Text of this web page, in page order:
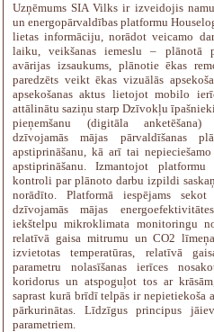
Uzņēmums SIA Vilks ir izveidojis
un energopārvaldības platformu
lietas informāciju, norādot veicamo
laiku, veikšanas iemeslu – plānotā
avārijas izsaukums, plānotie ēkas
paredzēts veikt ēkas vizuālās
apsekošanas aktus lietojot mobilo
attālinātu saziņu starp Dzīvokļu
pieņemšanu (digitāla
dzīvojamās mājas pārvaldīšanas
apstiprināšanu, kā arī tai
apstiprināšanu. Izmantojot platformu
kontroli par plānoto darbu izpildi
norādīto. Platformā iespējams
dzīvojamās mājas
iekštelpu mikroklimata monitoringu
relatīvā gaisa mitrumu un CO2
izvietotas temperatūras, relatīvā
parametru nolasīšanas ierīces
koridorus un atspoguļot tos ar
saprast kurā brīdī telpās ir nepietiekoša
pārkurinātas. Līdzīgus principus
parametriem.